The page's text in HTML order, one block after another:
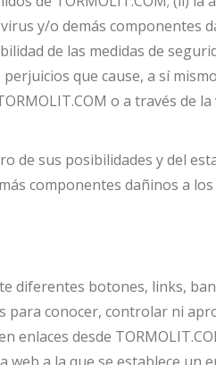
y/o demás componentes
de las medidas de
que cause, a sí
o a través de
de sus posibilidades y del
componentes dañinos a
diferentes botones, links,
para conocer, controlar ni
desde